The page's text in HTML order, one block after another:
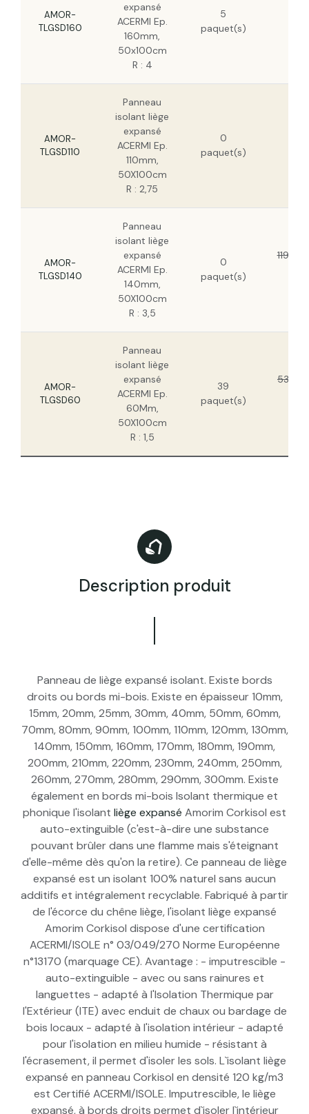
AMOR-
TLGSD160
expansé
ACERMI Ep.
160mm,
50x100cm
R : 4
5
paquet(s)
AMOR-
TLGSD110
Panneau
isolant liège
expansé
ACERMI Ep.
110mm,
50X100cm
R : 2,75
0
paquet(s)
AMOR-
TLGSD140
Panneau
isolant liège
expansé
ACERMI Ep.
140mm,
50X100cm
R : 3,5
0
paquet(s)
119,53
AMOR-
TLGSD60
Panneau
isolant liège
expansé
ACERMI Ep.
60Mm,
50X100cm
R : 1,5
39
paquet(s)
53,22
Description produit
Panneau de liège expansé isolant. Existe bords
droits ou bords mi-bois. Existe en épaisseur 10mm,
15mm, 20mm, 25mm, 30mm, 40mm, 50mm, 60mm,
70mm, 80mm, 90mm, 100mm, 110mm, 120mm, 130mm,
140mm, 150mm, 160mm, 170mm, 180mm, 190mm,
200mm, 210mm, 220mm, 230mm, 240mm, 250mm,
260mm, 270mm, 280mm, 290mm, 300mm. Existe
également en bords mi-bois Isolant thermique et
phonique l'isolant liège expansé Amorim Corkisol est
auto-extinguible (c'est-à-dire une substance
pouvant brûler dans une flamme mais s'éteignant
d'elle-même dès qu'on la retire). Ce panneau de liège
expansé est un isolant 100% naturel sans aucun
additifs et intégralement recyclable. Fabriqué à partir
de l'écorce du chêne liège, l'isolant liège expansé
Amorim Corkisol dispose d'une certification
ACERMI/ISOLE n° 03/049/270 Norme Européenne
n°13170 (marquage CE). Avantage : - imputrescible -
auto-extinguible - avec ou sans rainures et
languettes - adapté à l'Isolation Thermique par
l'Extérieur (ITE) avec enduit de chaux ou bardage de
bois locaux - adapté à l'isolation intérieur - adapté
pour l'isolation en milieu humide - résistant à
l'écrasement, il permet d'isoler les sols. L`isolant liège
expansé en panneau Corkisol en densité 120 kg/m3
est Certifié ACERMI/ISOLE. Imputrescible, le liège
expansé, à bords droits permet d`isoler l`intérieur